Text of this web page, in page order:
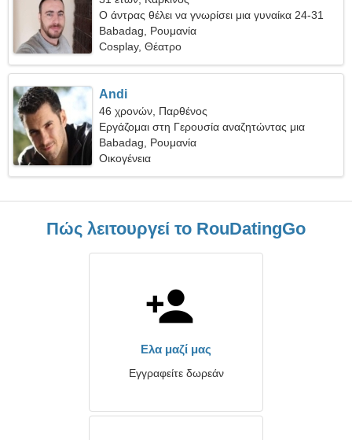
Ο άντρας θέλει να γνωρίσει μια γυναίκα 24-31
Babadag, Ρουμανία
Cosplay, Θέατρο
Andi
46 χρονών, Παρθένος
Εργάζομαι στη Γερουσία αναζητώντας μια
πνευματώδη γυναίκα
Babadag, Ρουμανία
Οικογένεια
Πώς λειτουργεί το RouDatingGo
Ελα μαζί μας
Εγγραφείτε δωρεάν